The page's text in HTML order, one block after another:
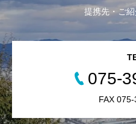
提携先・ご
075-
FAX